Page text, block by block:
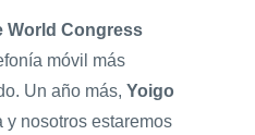
World Congress
móvil más
Un año más, Yoigo
y nosotros estaremos